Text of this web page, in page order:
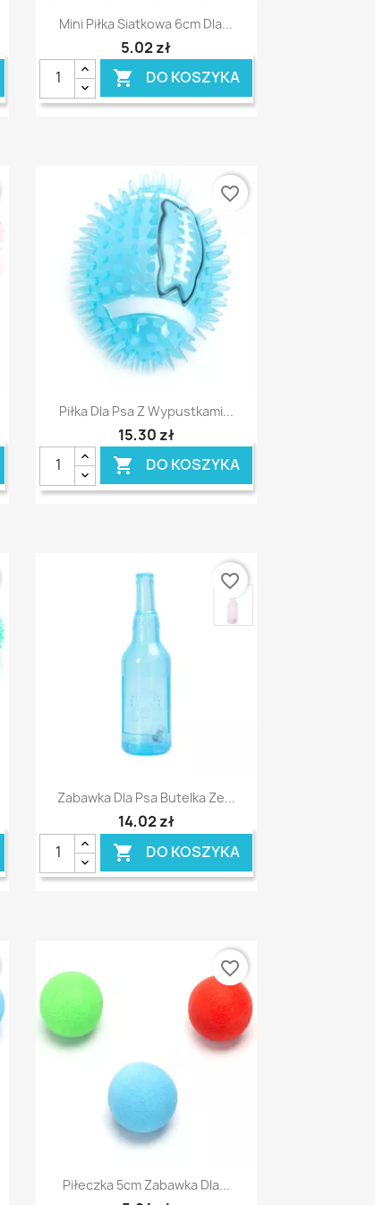
Szybki podgląd
Mini Piłka Siatkowa 6cm Dla...
5,02 zł
 DO KOSZYKA
Szybki podgląd
Piłka Dla Psa Z Wypustkami...
15,30 zł
 DO KOSZYKA
favorite_border
Szybki podgląd
Zabawka Dla Psa Butelka Ze...
14,02 zł
 DO KOSZYKA
favorite_border
Szybki podgląd
Piłeczka 5cm Zabawka Dla...
favorite_border